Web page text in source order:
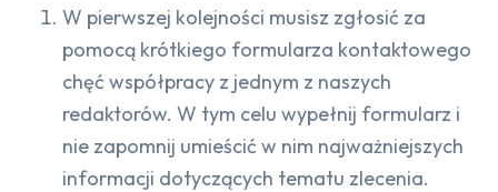
W pierwszej kolejności musisz zgłosić za
pomocą krótkiego formularza kontaktowego
chęć współpracy z jednym z naszych
redaktorów. W tym celu wypełnij formularz i
nie zapomnij umieścić w nim najważniejszych
informacji dotyczących tematu zlecenia.